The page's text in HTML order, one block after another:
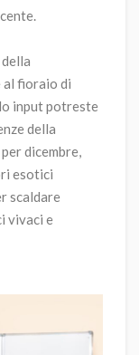
al fioraio di
input potreste
della
dicembre,
esotici
scaldare
vivaci e